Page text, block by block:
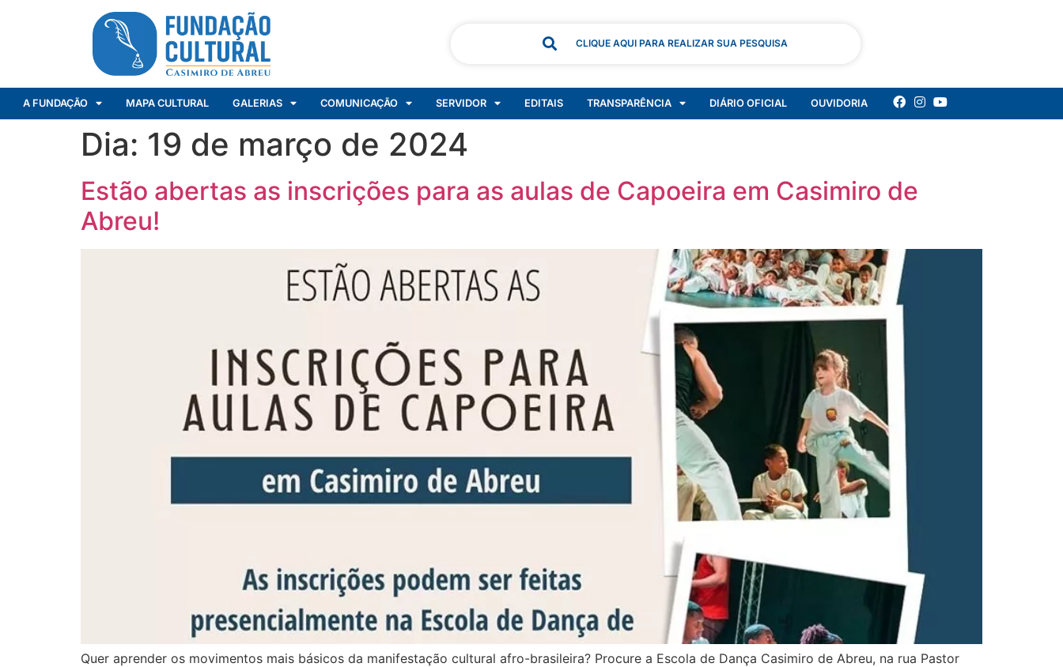
CLIQUE AQUI PARA REALIZAR SUA PESQUISA
A FUNDAÇÃO MAPA CULTURAL GALERIAS COMUNICAÇÃO SERVIDOR EDITAIS TRANSPARÊNCIA DIÁRIO OFICIAL OUVIDORIA
Dia: 19 de março de 2024
Estão abertas as inscrições para as aulas de Capoeira em Casimiro de
Abreu!
Quer aprender os movimentos mais básicos da manifestação cultural afro-brasileira? Procure a Escola de Dança Casimiro de Abreu, na rua Pastor